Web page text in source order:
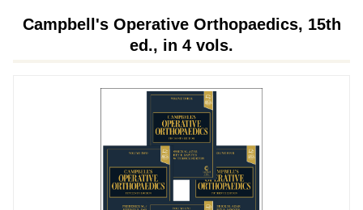
Campbell's Operative Orthopaedics, 15th
ed., in 4 vols.